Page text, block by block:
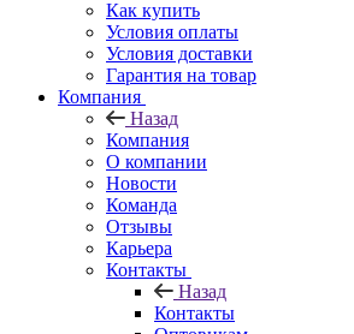
Как купить
Условия оплаты
Условия доставки
Гарантия на товар
Компания
Назад
Компания
О компании
Новости
Команда
Отзывы
Карьера
Контакты
Назад
Контакты